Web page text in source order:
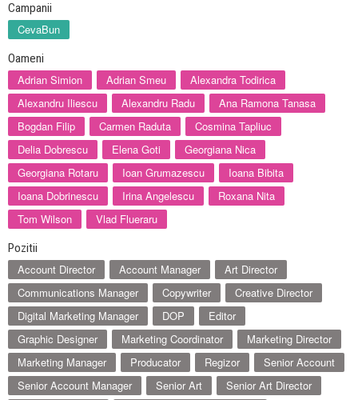
Campanii
CevaBun
Oameni
Adrian Simion Adrian Smeu
Alexandra Todirica
Alexandru Iliescu
Alexandru Radu
Ana Ramona Tanasa
Bogdan Filip
Carmen Raduta
Cosmina Tapliuc
Delia Dobrescu
Elena Goti
Georgiana Nica
Georgiana Rotaru
Ioan Grumazescu
Ioana Bibita
Ioana Dobrinescu
Irina Angelescu
Roxana Nita
Tom Wilson
Vlad Flueraru
Pozitii
Account Director Account Manager
Art Director
Communications Manager
Copywriter
Creative Director
Digital Marketing Manager
DOP
Editor
Graphic Designer
Marketing Coordinator
Marketing Director
Marketing Manager
Producator Regizor
Senior Account
Senior Account Manager
Senior Art
Senior Art Director